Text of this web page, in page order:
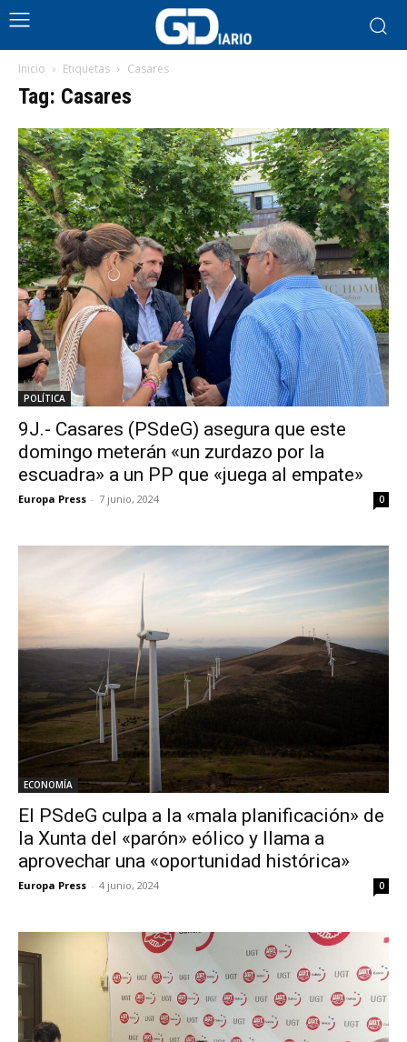
Inicio Etiquetas Casares
Tag: Casares
POLÍTICA
9J.- Casares (PSdeG) asegura que este
domingo meterán «un zurdazo por la
escuadra» a un PP que «juega al empate»
Europa Press - 7 junio, 2024 0
ECONOMÍA
El PSdeG culpa a la «mala planificación» de
la Xunta del «parón» eólico y llama a
aprovechar una «oportunidad histórica»
Europa Press - 4 junio, 2024 0